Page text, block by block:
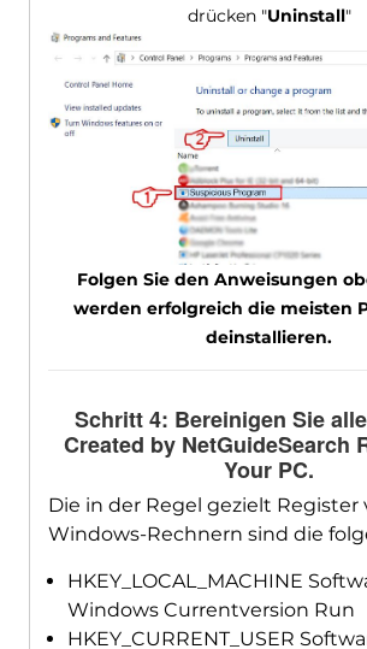
drücken "Uninstall"
Folgen Sie den Anweisungen
werden erfolgreich die meisten
deinstallieren.
Schritt 4: Bereinigen Sie
Created by NetGuideSearch
Your PC.
Die in der Regel gezielt Register
Windows-Rechnern sind die
HKEY_LOCAL_MACHINE
Windows Currentversion Run
HKEY_CURRENT_USER